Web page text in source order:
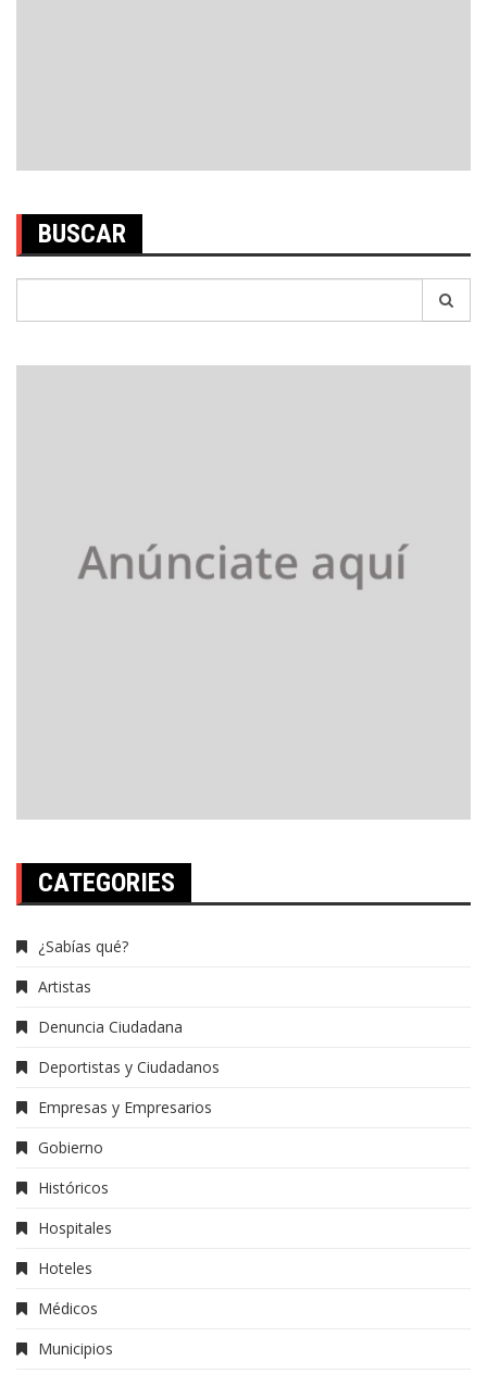
BUSCAR
CATEGORIES
¿Sabías qué?
Artistas
Denuncia Ciudadana
Deportistas y Ciudadanos
Empresas y Empresarios
Gobierno
Históricos
Hospitales
Hoteles
Médicos
Municipios